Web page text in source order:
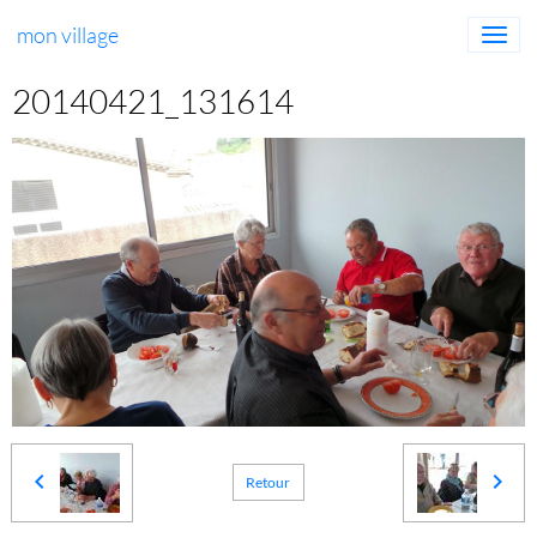
mon village
20140421_131614
Retour